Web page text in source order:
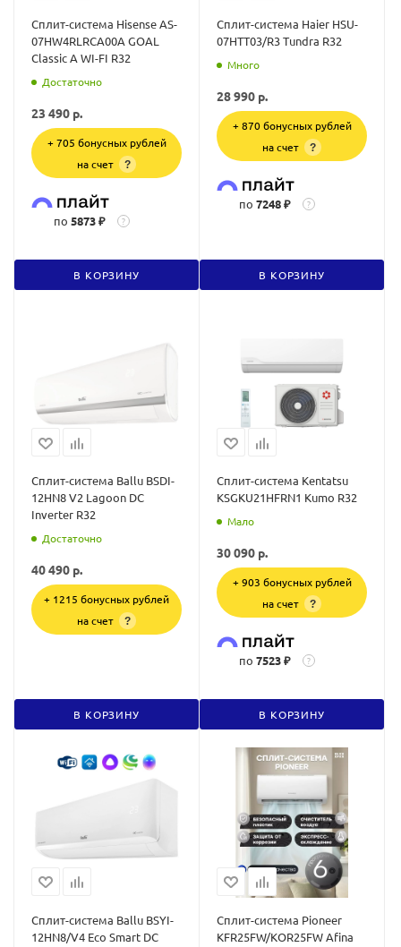
Сплит-система Hisense AS-
07HW4RLRCA00A GOAL
Classic A WI-FI R32
Достаточно
23 490 р.
+ 705 бонусных рублей
на счет
?
по 5873 ₽ ?
В КОРЗИНУ
Сплит-система Haier HSU-
07HTT03/R3 Tundra R32
Много
28 990 р.
+ 870 бонусных рублей
на счет
?
по 7248 ₽ ?
В КОРЗИНУ
Сплит-система Ballu BSDI-
12HN8 V2 Lagoon DC
Inverter R32
Достаточно
40 490 р.
+ 1215 бонусных рублей
на счет
?
В КОРЗИНУ
Сплит-система Kentatsu
KSGKU21HFRN1 Kumo R32
Мало
30 090 р.
+ 903 бонусных рублей
на счет
?
по 7523 ₽ ?
В КОРЗИНУ
Сплит-система Ballu BSYI-
12HN8/V4 Eco Smart DC
Сплит-система Pioneer
KFR25FW/KOR25FW Afina